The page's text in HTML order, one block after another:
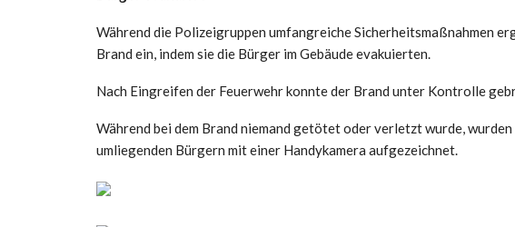
Während die Polizeigruppen umfangreiche Sicherheitsmaßnahmen
Brand ein, indem sie die Bürger im Gebäude evakuierten.
Nach Eingreifen der Feuerwehr konnte der Brand unter Kontrolle
Während bei dem Brand niemand getötet oder verletzt wurde,
umliegenden Bürgern mit einer Handykamera aufgezeichnet.